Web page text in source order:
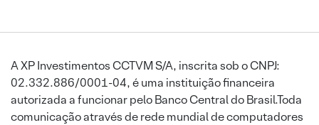
A XP Investimentos CCTVM S/A, inscrita sob o CNPJ:
02.332.886/0001-04, é uma instituição financeira
autorizada a funcionar pelo Banco Central do Brasil.Toda
comunicação através de rede mundial de computadores